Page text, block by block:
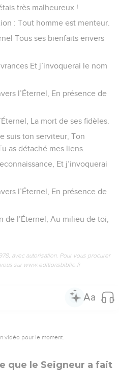
très malheureux !
: Tout homme est menteur.
Tous ses bienfaits envers
Et j’invoquerai le nom
l’Éternel, En présence de
La mort de ses fidèles.
suis ton serviteur, Ton
as détaché mes liens.
Et j’invoquerai
l’Éternel, En présence de
de l’Éternel, Au milieu de toi,
avec autorisation. Pour vous procurer
sur www.editionsbiblio.fr
vidéo pour le moment.
que le Seigneur a fait